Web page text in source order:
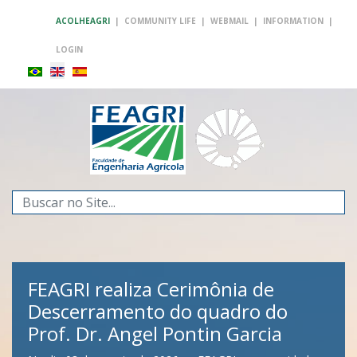
ACOLHEAGRI | COMMUNITY LIFE | WEBMAIL | INFORMATION |
LOGIN
Search
...
FEAGRI realiza Cerimônia de
Descerramento do quadro do
Prof. Dr. Angel Pontin Garcia
FEAGRI